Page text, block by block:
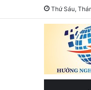
Thứ Sáu,